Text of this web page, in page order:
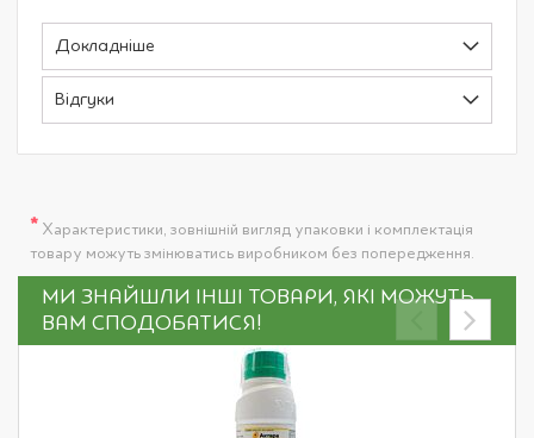
Докладніше
Відгуки
* Характеристики, зовнішній вигляд упаковки і комплектація
товару можуть змінюватись виробником без попередження.
МИ ЗНАЙШЛИ ІНШІ ТОВАРИ, ЯКІ МОЖУТЬ
ВАМ СПОДОБАТИСЯ!